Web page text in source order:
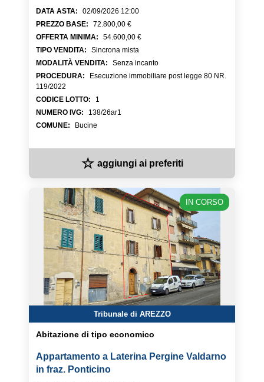
DATA ASTA:
02/09/2026 12:00
PREZZO BASE:
72.800,00 €
OFFERTA MINIMA:
54.600,00 €
TIPO VENDITA:
Sincrona mista
MODALITÀ VENDITA:
Senza incanto
PROCEDURA:
Esecuzione immobiliare post legge 80 NR.
119/2022
CODICE LOTTO:
1
NUMERO IVG:
138/26ar1
COMUNE: Bucine
☆ aggiungi ai preferiti
IN CORSO
Tribunale di AREZZO
Abitazione di tipo economico
Appartamento a Laterina Pergine Valdarno
in fraz. Ponticino